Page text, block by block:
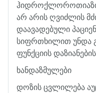
არ არის ღვიძლის
დაავადებული
სიფრთხილით უნდა
ფუნქციის დაზიანების
ხანდაზმულები
დოზის ცვლილება